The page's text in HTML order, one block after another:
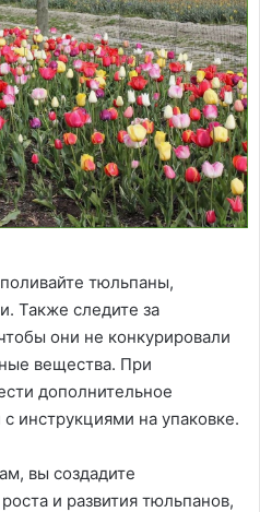
тюльпаны,
Также следите за
они не конкурировали
вещества. При
дополнительное
инструкциями на упаковке.
вы создадите
и развития тюльпанов,